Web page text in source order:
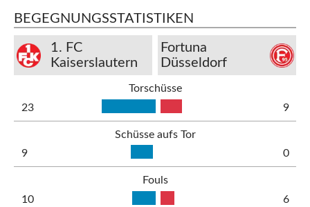
BEGEGNUNGSSTATISTIKEN
1. FC
Kaiserslautern
Fortuna
Düsseldorf
Torschüsse
23
9
Schüsse aufs Tor
9
0
Fouls
10
6